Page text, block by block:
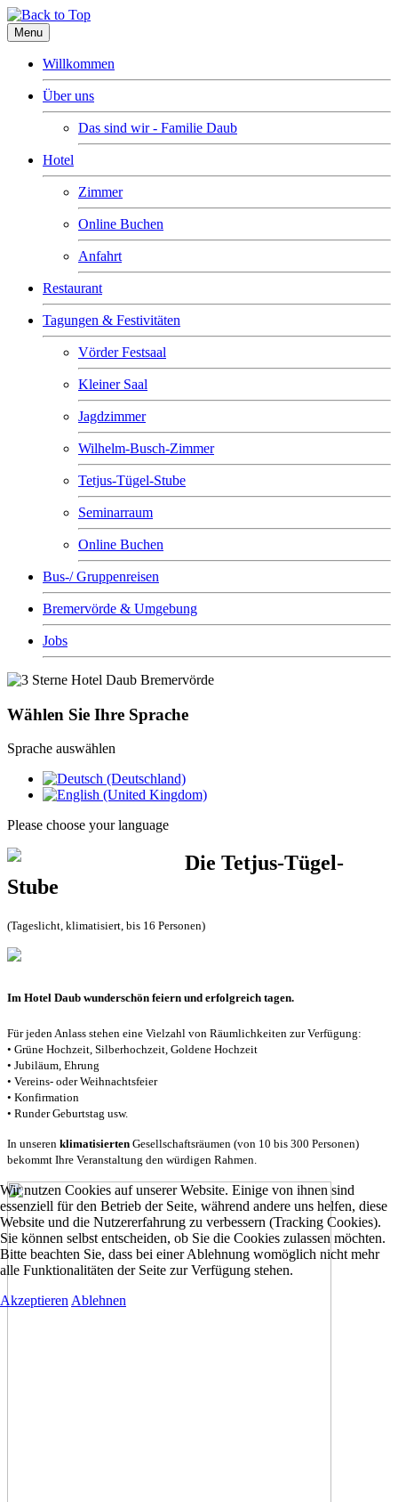
Menu
Willkommen
Über uns
Das sind wir - Familie Daub
Hotel
Zimmer
Online Buchen
Anfahrt
Restaurant
Tagungen & Festivitäten
Vörder Festsaal
Kleiner Saal
Jagdzimmer
Wilhelm-Busch-Zimmer
Tetjus-Tügel-Stube
Seminarraum
Online Buchen
Bus-/ Gruppenreisen
Bremervörde & Umgebung
Jobs
Wählen Sie Ihre Sprache
Sprache auswählen
Please choose your language
Die Tetjus-Tügel-
Stube
(Tageslicht, klimatisiert, bis 16 Personen)
Im Hotel Daub wunderschön feiern und erfolgreich tagen.
Für jeden Anlass stehen eine Vielzahl von Räumlichkeiten zur Verfügung:
• Grüne Hochzeit, Silberhochzeit, Goldene Hochzeit
• Jubiläum, Ehrung
• Vereins- oder Weihnachtsfeier
• Konfirmation
• Runder Geburtstag usw.
In unseren klimatisierten Gesellschaftsräumen (von 10 bis 300 Personen)
bekommt Ihre Veranstaltung den würdigen Rahmen.
Wir nutzen Cookies auf unserer Website. Einige von ihnen sind
essenziell für den Betrieb der Seite, während andere uns helfen, diese
Website und die Nutzererfahrung zu verbessern (Tracking Cookies).
Sie können selbst entscheiden, ob Sie die Cookies zulassen möchten.
Bitte beachten Sie, dass bei einer Ablehnung womöglich nicht mehr
alle Funktionalitäten der Seite zur Verfügung stehen.
Akzeptieren Ablehnen